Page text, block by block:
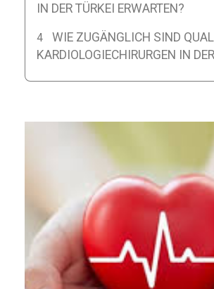
IN DER TÜRKEI ERWARTEN?
WIE ZUGÄNGLICH SIND
KARDIOLOGIECHIRURGEN IN